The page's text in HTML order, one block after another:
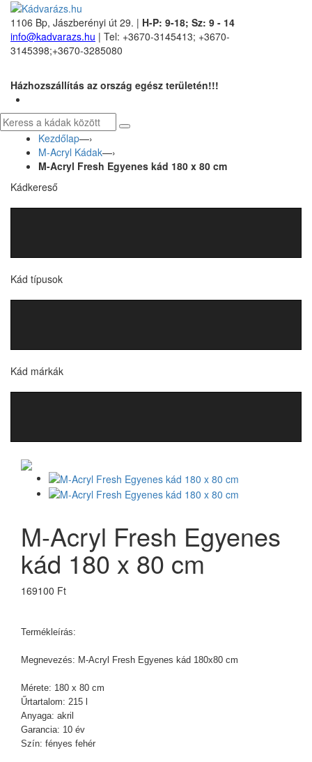
1106 Bp, Jászberényi út 29. | H-P: 9-18; Sz: 9 - 14
info@kadvarazs.hu | Tel: +3670-3145413; +3670-
3145398;+3670-3285080
Házhozszállítás az ország egész területén!!!
Kezdőlap—›
M-Acryl Kádak—›
M-Acryl Fresh Egyenes kád 180 x 80 cm
Kádkereső
Kád típusok
Kád márkák
M-Acryl Fresh Egyenes
kád 180 x 80 cm
169100 Ft
Termékleírás:
Megnevezés: M-Acryl Fresh Egyenes kád 180x80 cm
Mérete: 180 x 80 cm
Űrtartalom: 215 l
Anyaga: akril
Garancia: 10 év
Szín: fényes fehér